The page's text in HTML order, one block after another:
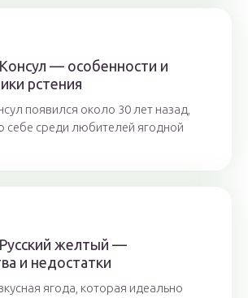
— особенности и
рстения
появился около 30 лет назад,
себе среди любителей ягодной
желтый —
и недостатки
ягода, которая идеально